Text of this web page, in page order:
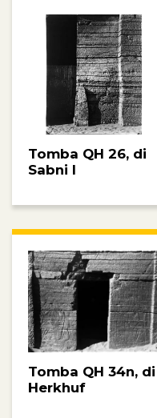
Tomba QH 26, di
Sabni I
Tomba QH 34n, di
Herkhuf